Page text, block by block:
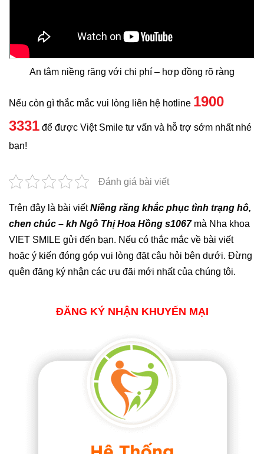
An tâm niềng răng với chi phí – hợp đồng rõ ràng
Nếu còn gì thắc mắc vui lòng liên hệ hotline 1900
3331 để được Việt Smile tư vấn và hỗ trợ sớm nhất nhé
bạn!
Đánh giá bài viết
Trên đây là bài viếtNiềng răng khắc phục tình trạng hô,
chen chúc – kh Ngô Thị Hoa Hồng s1067mà Nha khoa
VIET SMILE gửi đến bạn. Nếu có thắc mắc về bài viết
hoặc ý kiến đóng góp vui lòng đặt câu hỏi bên dưới. Đừng
quên đăng ký nhận các ưu đãi mới nhất của chúng tôi.
ĐĂNG KÝ NHẬN KHUYẾN MẠI